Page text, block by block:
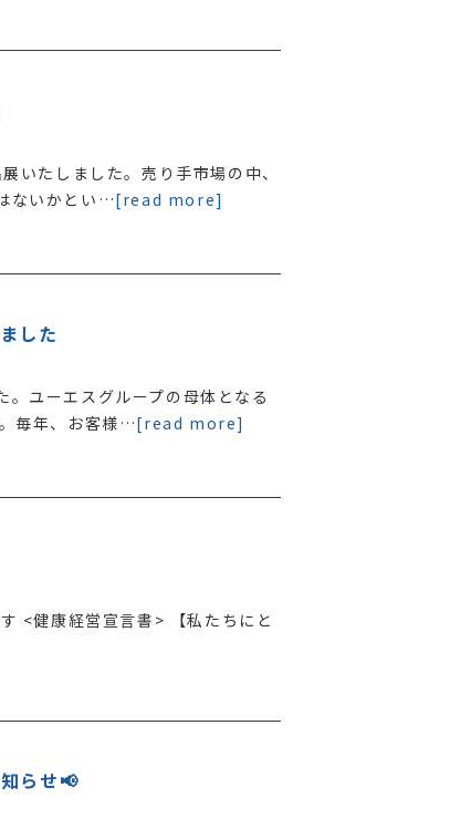
いたしました。売り手市場の中、
ないかとい…[read more]
した
ユーエスグループの母体となる
毎年、お客様…[read more]
<健康経営宣言書> 【私たちにと
らせ📢